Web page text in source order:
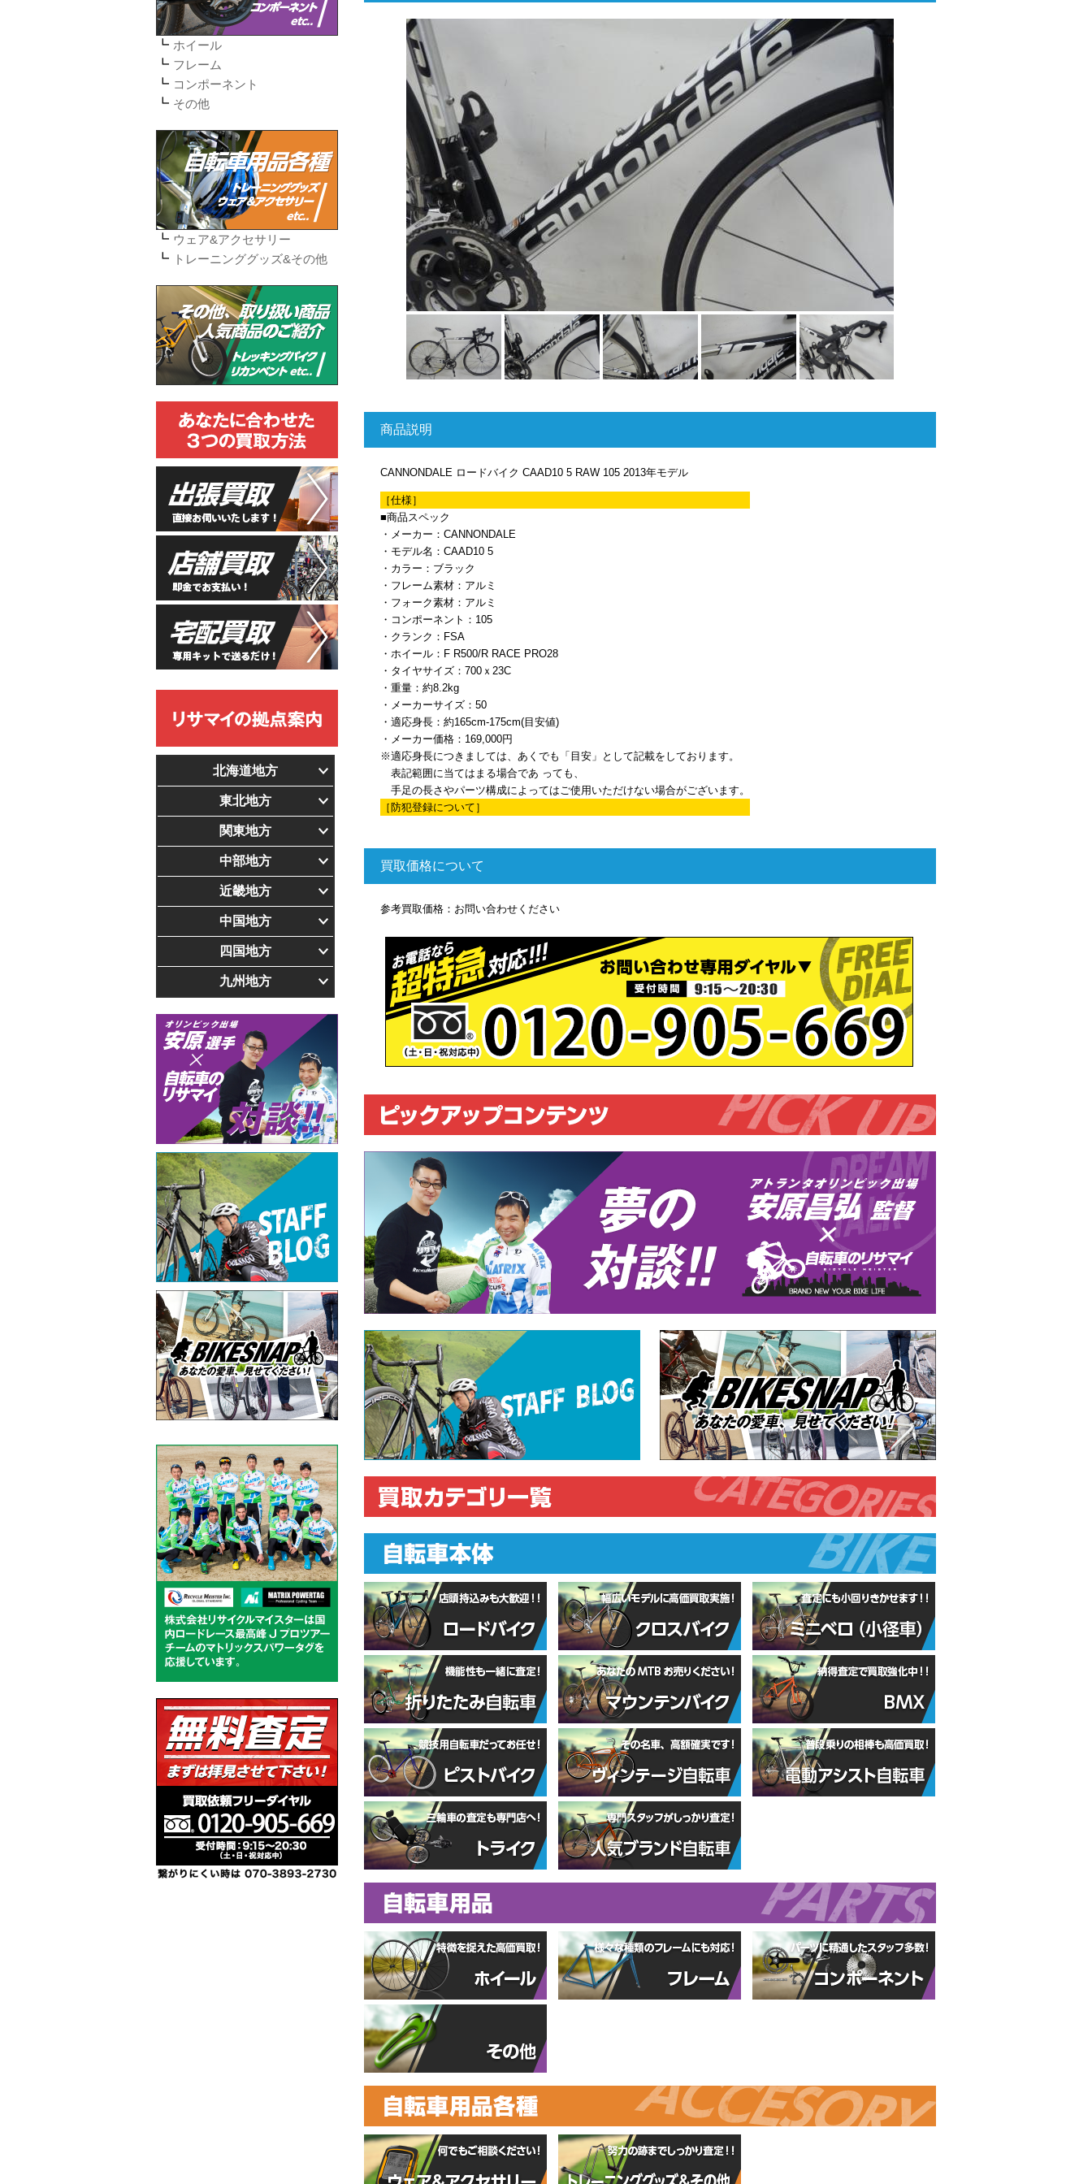
商品説明
CANNONDALE ロードバイク CAAD10 5 RAW 105 2013年モデル
［仕様］
■商品スペック
・メーカー：CANNONDALE
・モデル名：CAAD10 5
・カラー：ブラック
・フレーム素材：アルミ
・フォーク素材：アルミ
・コンポーネント：105
・クランク：FSA
・ホイール：F R500/R RACE PRO28
・タイヤサイズ：700ｘ23C
・重量：約8.2kg
・メーカーサイズ：50
・適応身長：約165cm-175cm(目安値)
・メーカー価格：169,000円
※適応身長につきましては、あくでも「目安」として記載をしております。
表記範囲に当てはまる場合であ っても、
手足の長さやパーツ構成によってはご使用いただけない場合がございます。
［防犯登録について］
買取価格について
参考買取価格：お問い合わせください
ホイール
フレーム
コンポーネント
その他
ウェア&アクセサリー
トレーニンググッズ&その他
北海道地方
東北地方
関東地方
中部地方
近畿地方
中国地方
四国地方
九州地方